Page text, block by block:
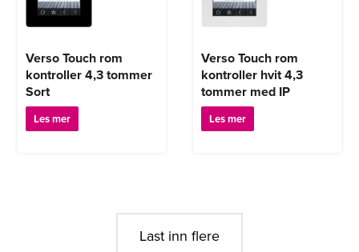
Verso Touch rom
kontroller 4,3 tommer
Sort
Les mer
Verso Touch rom
kontroller hvit 4,3
tommer med IP
Les mer
Last inn flere